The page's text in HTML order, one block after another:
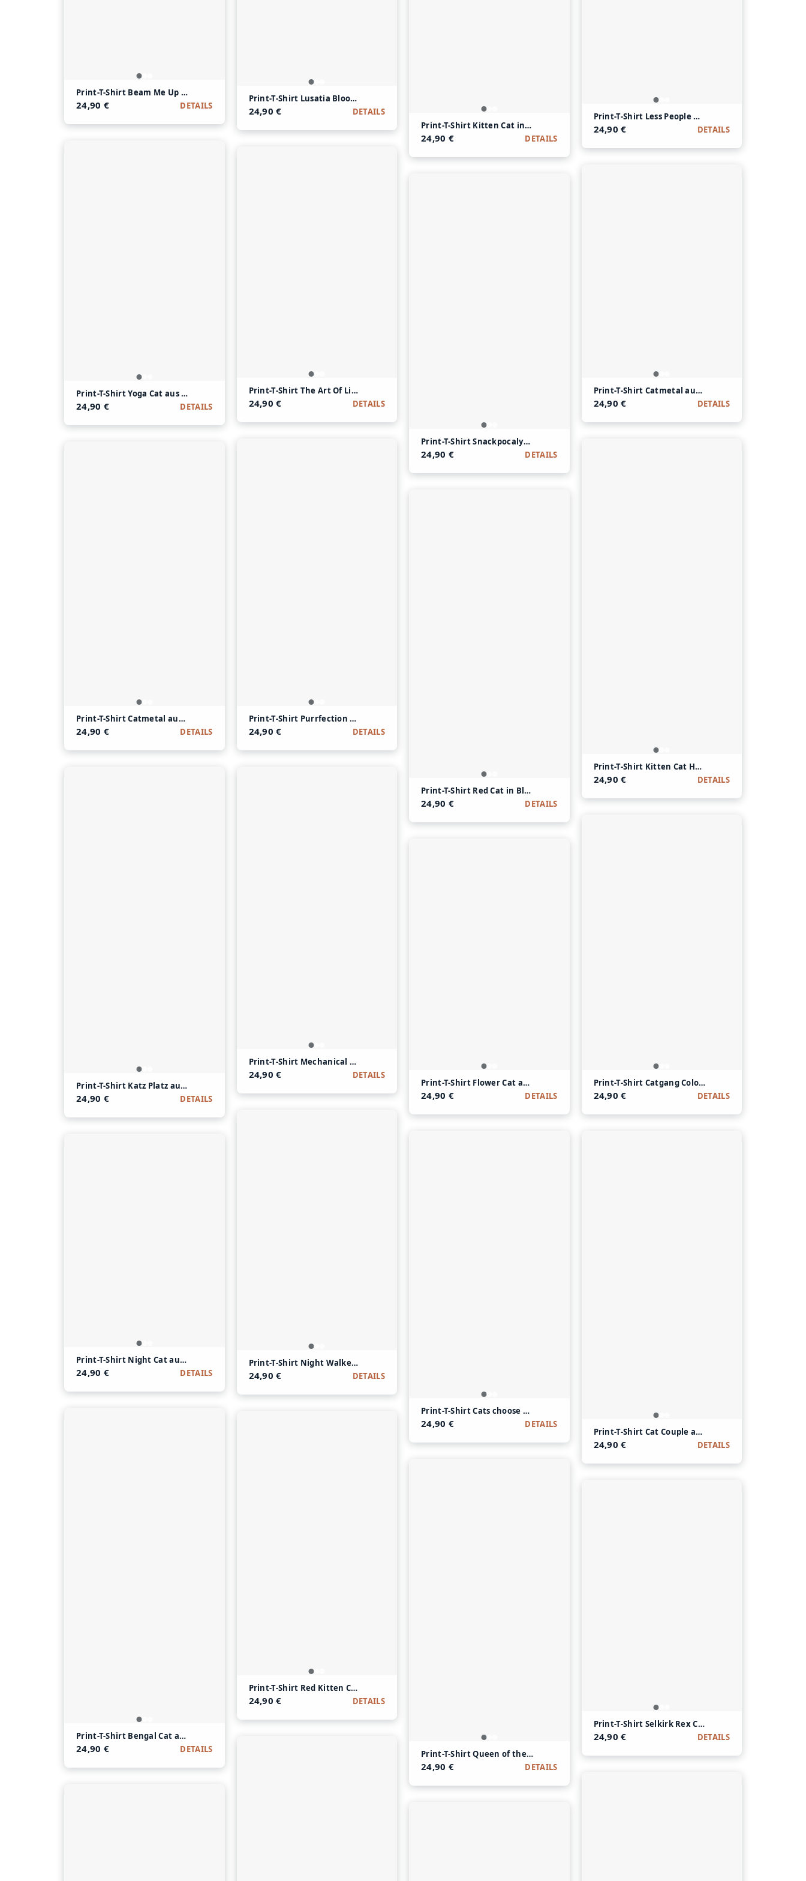
Print-T-Shirt Beam Me Up Kitty aus Modal und Baumwolle
24,90 € DETAILS
Print-T-Shirt Yoga Cat aus Modal und Baumwolle
24,90 € DETAILS
Print-T-Shirt Catmetal aus Modal und Baumwolle
24,90 € DETAILS
Print-T-Shirt Katz Platz aus Modal und Baumwolle
24,90 € DETAILS
Print-T-Shirt Night Cat aus Modal und Baumwolle
24,90 € DETAILS
Print-T-Shirt Bengal Cat aus Modal und Baumwolle
24,90 € DETAILS
Print-T-Shirt Lusatia Bloom aus Modal und Baumwolle
24,90 € DETAILS
Print-T-Shirt The Art Of Living aus Modal und Baumwolle
24,90 € DETAILS
Print-T-Shirt Purrfection Gang aus Modal und Baumwolle
24,90 € DETAILS
Print-T-Shirt Mechanical Hearts Furry Souls aus Modal und Baumwolle
24,90 € DETAILS
Print-T-Shirt Night Walker aus Modal und Baumwolle
24,90 € DETAILS
Print-T-Shirt Red Kitten Cat aus Modal und Baumwolle
24,90 € DETAILS
Print-T-Shirt Kitten Cat in Black aus Modal und Baumwolle
24,90 € DETAILS
Print-T-Shirt Snackpocalypse aus Modal und Baumwolle
24,90 € DETAILS
Print-T-Shirt Red Cat in Black aus Modal und Baumwolle
24,90 € DETAILS
Print-T-Shirt Flower Cat aus Modal und Baumwolle
24,90 € DETAILS
Print-T-Shirt Cats choose us aus Modal und Baumwolle
24,90 € DETAILS
Print-T-Shirt Queen of the Cosmos aus Modal und Baumwolle
24,90 € DETAILS
Print-T-Shirt Less People More Cats aus Modal und
24,90 € DETAILS
Print-T-Shirt Catmetal aus Modal und Baumwolle
24,90 € DETAILS
Print-T-Shirt Kitten Cat Hole aus Modal und
24,90 € DETAILS
Print-T-Shirt Catgang Color aus Modal und
24,90 € DETAILS
Print-T-Shirt Cat Couple aus Modal und Baumwolle
24,90 € DETAILS
Print-T-Shirt Selkirk Rex Cat Space aus Modal und
24,90 € DETAILS